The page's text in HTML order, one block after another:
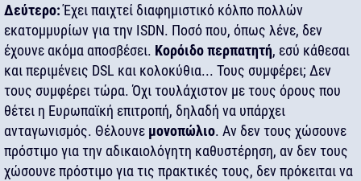
Δεύτερο:Έχει παιχτεί διαφημιστικό κόλπο πολλών
εκατομμυρίων για την ISDN. Ποσό που, όπως λένε, δεν
έχουνε ακόμα αποσβέσει. Κορόιδο περπατητή, εσύ κάθεσαι
και περιμένεις DSL και κολοκύθια... Τους συμφέρει; Δεν
τους συμφέρει τώρα. Όχι τουλάχιστον με τους όρους που
θέτει η Ευρωπαϊκή επιτροπή, δηλαδή να υπάρχει
ανταγωνισμός. Θέλουνε μονοπώλιο. Αν δεν τους χώσουνε
πρόστιμο για την αδικαιολόγητη καθυστέρηση, αν δεν τους
χώσουνε πρόστιμο για τις πρακτικές τους, δεν πρόκειται να